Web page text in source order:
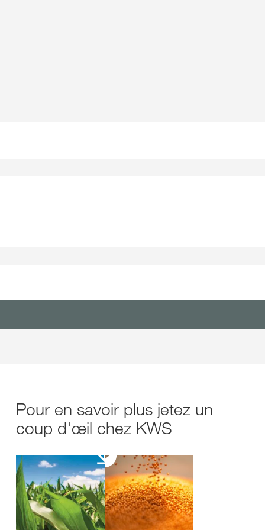
Pour en savoir plus jetez un
coup d'œil chez KWS